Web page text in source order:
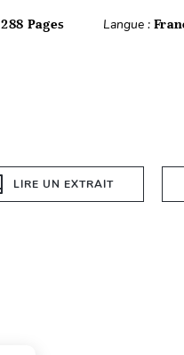
288 Pages Langue :
LIRE UN EXTRAIT